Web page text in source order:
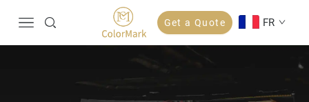
Get a Quote FR